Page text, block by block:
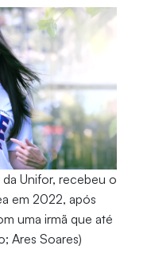
da Unifor, recebeu o
em 2022, após
uma irmã que até
Ares Soares)